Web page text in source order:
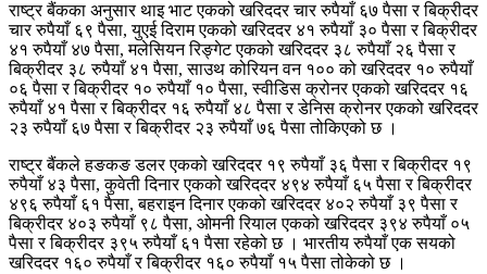
राष्ट्र बैंकका अनुसार थाइ भाट एकको खरिददर चार रुपैयाँ ६७ पैसा र बिक्रीदर
चार रुपैयाँ ६९ पैसा, युएई दिराम एकको खरिददर ४१ रुपैयाँ ३० पैसा र बिक्रीदर
४१ रुपैयाँ ४७ पैसा, मलेसियन रिङ्गेट एकको खरिददर ३८ रुपैयाँ २६ पैसा र
बिक्रीदर ३८ रुपैयाँ ४१ पैसा, साउथ कोरियन वन १०० को खरिददर १० रुपैयाँ
०६ पैसा र बिक्रीदर १० रुपैयाँ १० पैसा, स्वीडिस क्रोनर एकको खरिददर १६
रुपैयाँ ४१ पैसा र बिक्रीदर १६ रुपैयाँ ४८ पैसा र डेनिस क्रोनर एकको खरिददर
२३ रुपैयाँ ६७ पैसा र बिक्रीदर २३ रुपैयाँ ७६ पैसा तोकिएको छ ।
राष्ट्र बैंकले हङकङ डलर एकको खरिददर १९ रुपैयाँ ३६ पैसा र बिक्रीदर १९
रुपैयाँ ४३ पैसा, कुवेती दिनार एकको खरिददर ४९४ रुपैयाँ ६५ पैसा र बिक्रीदर
४९६ रुपैयाँ ६१ पैसा, बहराइन दिनार एकको खरिददर ४०२ रुपैयाँ ३९ पैसा र
बिक्रीदर ४०३ रुपैयाँ ९८ पैसा, ओमनी रियाल एकको खरिददर ३९४ रुपैयाँ ०५
पैसा र बिक्रीदर ३९५ रुपैयाँ ६१ पैसा रहेको छ । भारतीय रुपैयाँ एक सयको
खरिददर १६० रुपैयाँ र बिक्रीदर १६० रुपैयाँ १५ पैसा तोकेको छ ।